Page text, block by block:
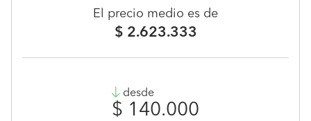
El precio medio es de
$ 2.623.333
desde
$ 140.000